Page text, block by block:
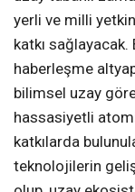
yerli ve milli
katkı
haberleşme
bilimsel uzay
hassasiyetli
katkılarda
teknolojilerin